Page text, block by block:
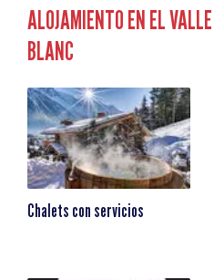
ALOJAMIENTO EN EL
BLANC
Chalets con servicios